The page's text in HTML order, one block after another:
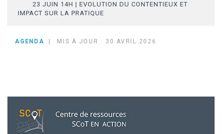
23 JUIN 14H | EVOLUTION DU CONTENTIEUX ET
IMPACT SUR LA PRATIQUE
AGENDA MIS À JOUR : 30 AVRIL 2026